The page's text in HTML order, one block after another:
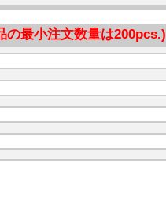
の最小注文数量は200pcs.)